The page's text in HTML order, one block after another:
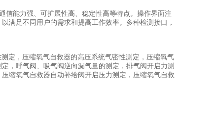
信能力强、可扩展性高、稳定性高等特点。操作界面注
满足不同用户的需求和提高工作效率。多种检测接口，
定，压缩氧气自救器的高压系统气密性测定，压缩氧气
，呼气阀、吸气阀逆向漏气量的测定，排气阀开启力测
缩氧气自救器自动补给阀开启压力测定，压缩氧气自救